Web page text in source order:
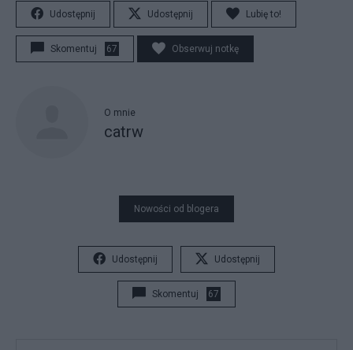
Udostępnij Udostępnij Lubię to!
Skomentuj 67 Obserwuj notkę
O mnie
catrw
Nowości od blogera
Udostępnij Udostępnij
Skomentuj 67